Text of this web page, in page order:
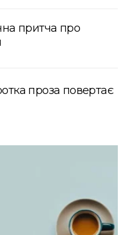
притча про
проза повертає